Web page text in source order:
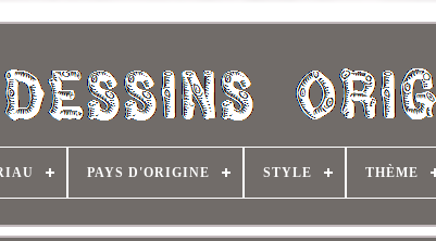
PAYS D'ORIGINE STYLE THÈME